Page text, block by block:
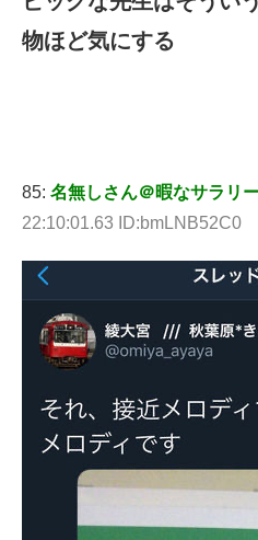
物ほど気にする
85: 名無しさん＠暇なサラリ
22:10:01.63 ID:bmLNB52C0